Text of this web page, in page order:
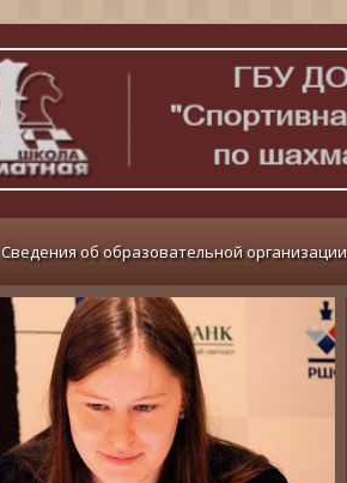
Сведения об образовательной организации